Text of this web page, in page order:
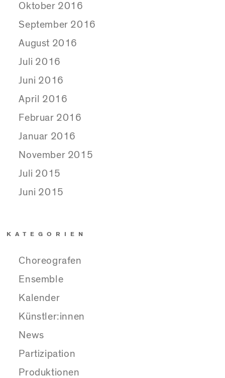
Oktober 2016
September 2016
August 2016
Juli 2016
Juni 2016
April 2016
Februar 2016
Januar 2016
November 2015
Juli 2015
Juni 2015
KATEGORIEN
Choreografen
Ensemble
Kalender
Künstler:innen
News
Partizipation
Produktionen